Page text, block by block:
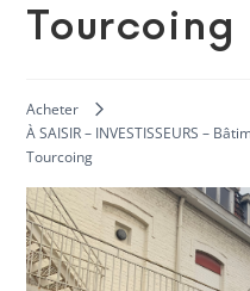
Tourcoing
Acheter
À SAISIR – INVESTISSEURS –
Tourcoing